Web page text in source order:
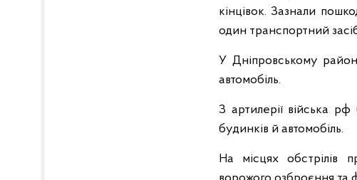
кінцівок. Зазнали
один транспортний
У Дніпровському
автомобіль.
З артилерії війська
будинків й автомобіль.
На місцях обстрілів